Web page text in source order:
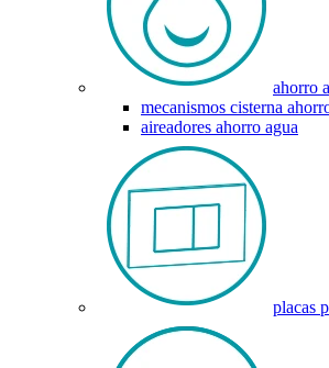
ahorro
mecanismos cisterna
aireadores ahorro agua
placas